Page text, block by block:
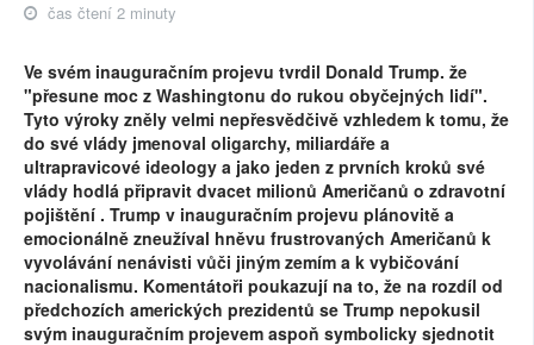
čas čtení 2 minuty
Ve svém inauguračním projevu tvrdil Donald Trump. že
"přesune moc z Washingtonu do rukou obyčejných lidí".
Tyto výroky zněly velmi nepřesvědčivě vzhledem k tomu, že
do své vlády jmenoval oligarchy, miliardáře a
ultrapravicové ideology a jako jeden z prvních kroků své
vlády hodlá připravit dvacet milionů Američanů o zdravotní
pojištění . Trump v inauguračním projevu plánovitě a
emocionálně zneužíval hněvu frustrovaných Američanů k
vyvolávání nenávisti vůči jiným zemím a k vybičování
nacionalismu. Komentátoři poukazují na to, že na rozdíl od
předchozích amerických prezidentů se Trump nepokusil
svým inauguračním projevem aspoň symbolicky sjednotit